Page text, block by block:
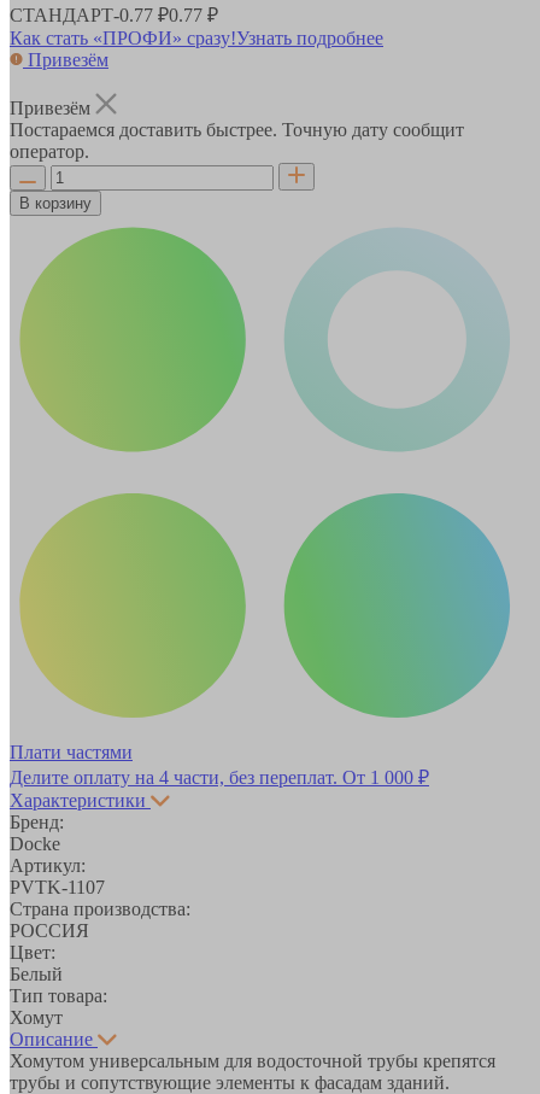
СТАНДАРТ-0.77 ₽0.77 ₽
Как стать «ПРОФИ» сразу!Узнать подробнее
Привезём
Привезём
Постараемся доставить быстрее. Точную дату сообщит
оператор.
В корзину
Плати частями
Делите оплату на 4 части, без переплат. От 1 000 ₽
Характеристики
Бренд:
Docke
Артикул:
PVTK-1107
Страна производства:
РОССИЯ
Цвет:
Белый
Тип товара:
Хомут
Описание
Хомутом универсальным для водосточной трубы крепятся
трубы и сопутствующие элементы к фасадам зданий.